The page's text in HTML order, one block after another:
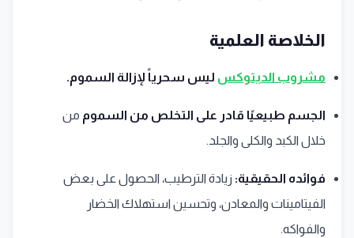
الخلاصة العلمية
مشروب الديتوكس ليس سحرياً لإزالة السموم.
الجسم طبيعيًا قادر على التخلص من السموم من
خلال الكبد والكلى والجلد.
فوائده الحقيقية: زيادة الترطيب، الحصول على بعض
الفيتامينات والمعادن، وتحسين استهلاك الخضار
والفواكه.